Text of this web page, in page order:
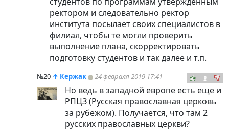
ректором и следовательно ректор
института посылает своих специалистов в
филиал, чтобы те могли проверить
выполнение плана, скорректировать
подготовку студентов и так далее и т.п.
№20 ↑ Кержак 24 февраля 2019 17:41 0
Но ведь в западной европе есть еще и
РПЦЗ (Русская православная церковь
за рубежом). Получается, что там 2
русских православных церкви?